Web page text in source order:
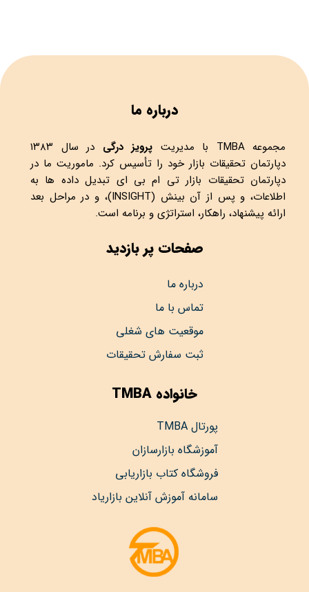
درباره ما
مجموعهTMBA با مدیریت پرویز درگی
در سال ۱۳۸۳
دپارتمان تحقیقات بازار خود را تأسیس کرد. ماموریت ما در
دپارتمان تحقیقات بازار تی ام بی ای تبدیل داده ها به
اطلاعات، و پس از آن بینش (INSIGHT)، و در مراحل بعد
ارائه پیشنهاد، راهکار، استراتژی و برنامه است.
صفحات پر بازدید
درباره ما
تماس با ما
موقعیت های شغلی
ثبت سفارش تحقیقات
خانواده TMBA
پورتال TMBA
آموزشگاه بازارسازان
فروشگاه کتاب بازاریابی
سامانه آموزش آنلاین بازاریاد